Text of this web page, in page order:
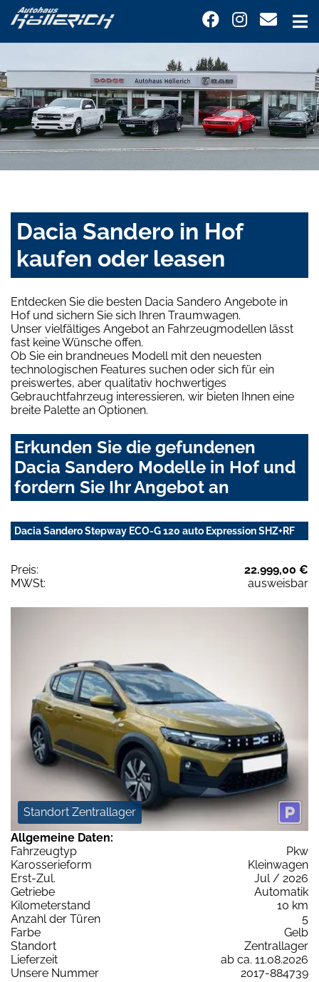
Dacia Sandero in Hof
kaufen oder leasen
Entdecken Sie die besten Dacia Sandero Angebote in
Hof und sichern Sie sich Ihren Traumwagen.
Unser vielfältiges Angebot an Fahrzeugmodellen lässt
fast keine Wünsche offen.
Ob Sie ein brandneues Modell mit den neuesten
technologischen Features suchen oder sich für ein
preiswertes, aber qualitativ hochwertiges
Gebrauchtfahrzeug interessieren, wir bieten Ihnen eine
breite Palette an Optionen.
Erkunden Sie die gefundenen
Dacia Sandero Modelle in Hof und
fordern Sie Ihr Angebot an
Dacia Sandero Stepway ECO-G 120 auto Expression SHZ+RF
Preis:
22.999,00 €
MWSt:
ausweisbar
Standort Zentrallager
Allgemeine Daten:
Fahrzeugtyp
Pkw
Karosserieform
Kleinwagen
Erst-Zul.
Jul / 2026
Getriebe
Automatik
Kilometerstand
10 km
Anzahl der Türen
5
Farbe
Gelb
Standort
Zentrallager
Lieferzeit
ab ca. 11.08.2026
Unsere Nummer
2017-884739